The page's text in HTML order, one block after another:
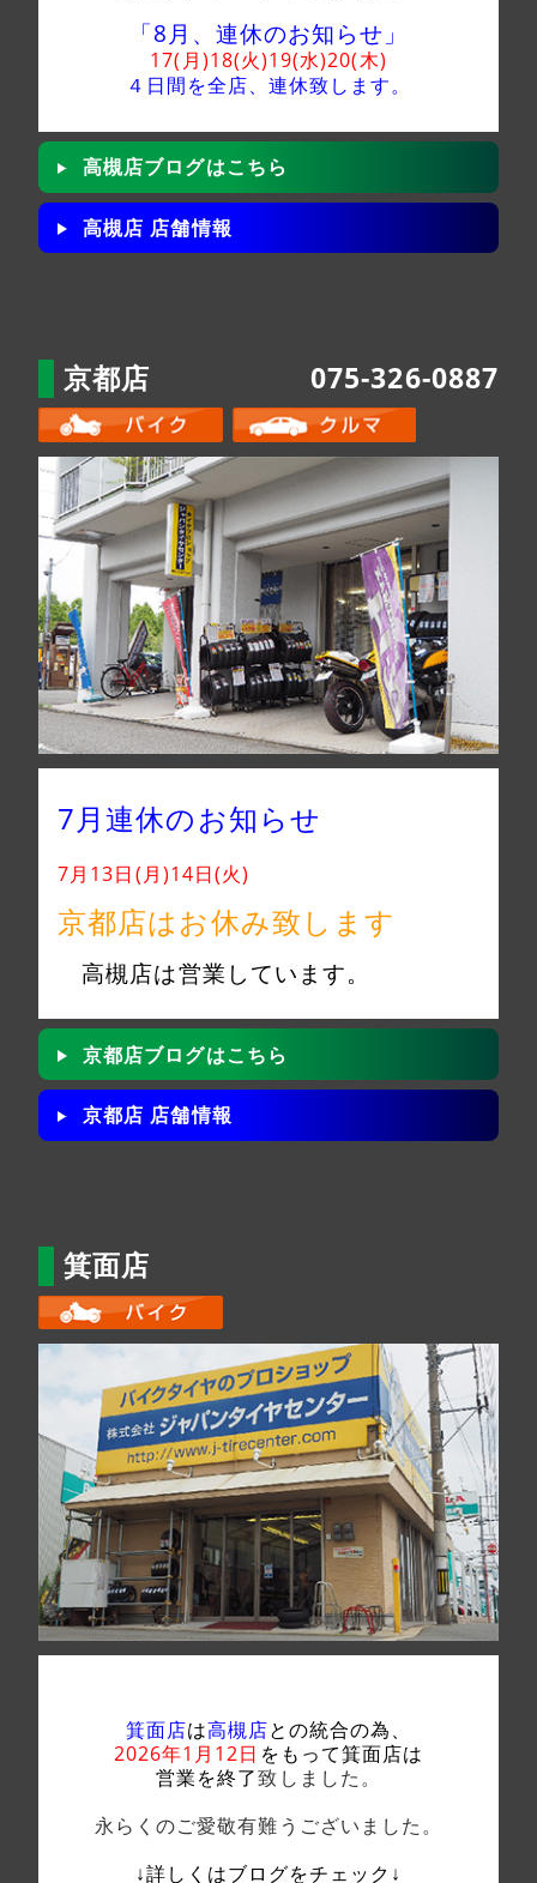
「8月、連休のお知らせ」
17(月)18(火)19(水)20(木)
４日間を全店、 連休致します。
高槻店ブログはこちら
高槻店 店舗情報
京都店 075-326-0887
7月連休のお知らせ
7月13日(月)14日(火)
京都店はお休み致します
高槻店は営業しています。
京都店ブログはこちら
京都店 店舗情報
箕面店
箕面店は高槻店との統合の為、
2026年1月12日 をもって箕面店は
営業を終了致しました。
永らくのご愛敬有難うございました。
↓詳しくはブログをチェック↓